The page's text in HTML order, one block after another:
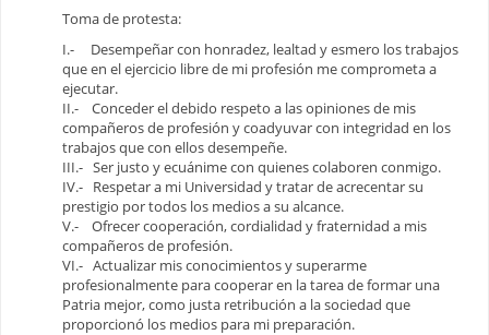
Toma de protesta:
I.- Desempeñar con honradez, lealtad y esmero los trabajos
que en el ejercicio libre de mi profesión me comprometa a
ejecutar.
II.- Conceder el debido respeto a las opiniones de mis
compañeros de profesión y coadyuvar con integridad en los
trabajos que con ellos desempeñe.
III.- Ser justo y ecuánime con quienes colaboren conmigo.
IV.- Respetar a mi Universidad y tratar de acrecentar su
prestigio por todos los medios a su alcance.
V.- Ofrecer cooperación, cordialidad y fraternidad a mis
compañeros de profesión.
VI.- Actualizar mis conocimientos y superarme
profesionalmente para cooperar en la tarea de formar una
Patria mejor, como justa retribución a la sociedad que
proporcionó los medios para mi preparación.